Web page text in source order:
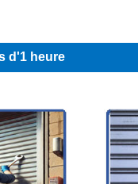
d'1 heure